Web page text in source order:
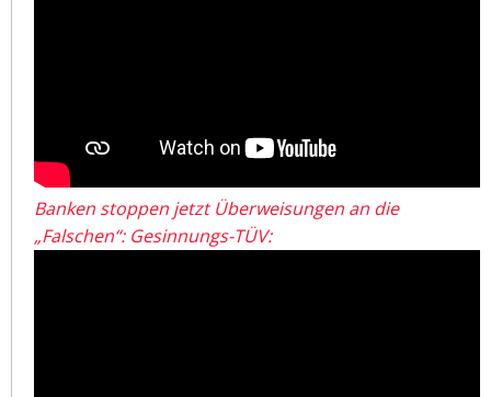
Banken stoppen jetzt Überweisungen an die
„Falschen“: Gesinnungs-TÜV: